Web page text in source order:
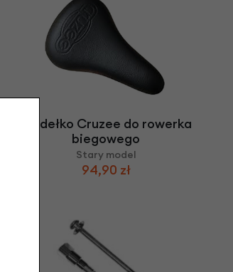
Siodełko Cruzee do rowerka
biegowego
Stary model
94,90 zł